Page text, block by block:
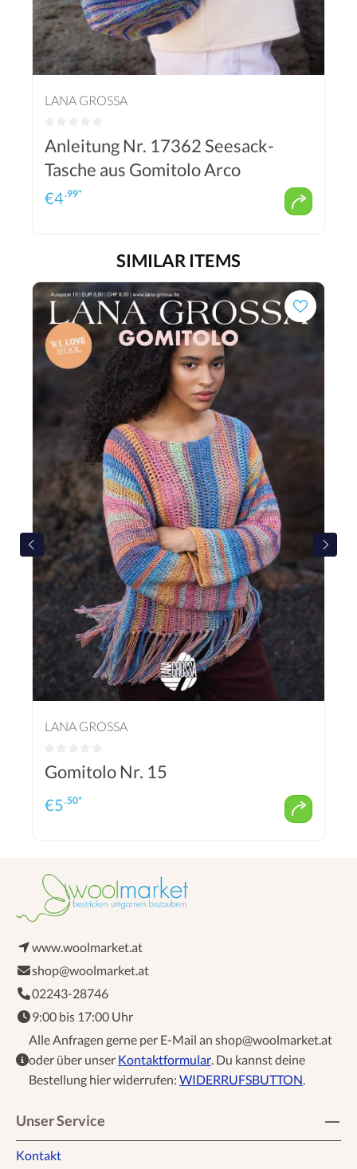
LANA GROSSA
Anleitung Nr. 17362 Seesack-
Tasche aus Gomitolo Arco
€4.99*
SIMILAR ITEMS
LANA GROSSA
Gomitolo Nr. 15
€5.50*
www.woolmarket.at
shop@woolmarket.at
02243-28746
9:00 bis 17:00 Uhr
Alle Anfragen gerne per E-Mail an shop@woolmarket.at
oder über unser Kontaktformular. Du kannst deine
Bestellung hier widerrufen: WIDERRUFSBUTTON.
Unser Service
Kontakt